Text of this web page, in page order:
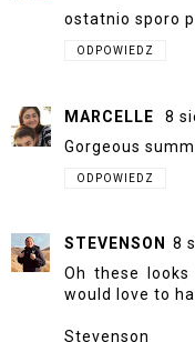
ostatnio sporo
ODPOWIEDZ
MARCELLE
8
Gorgeous
ODPOWIEDZ
STEVENSON
8
Oh these looks
would love to
Stevenson